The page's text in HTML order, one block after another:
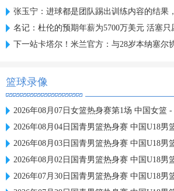
张玉宁：进球都是团队踢出训练内容的结果
名记：杜伦的预期年薪为5700万美元 活塞只
下一站卡塔尔！米兰官方：与28岁本纳塞尔
篮球录像
2026年08月07日女篮热身赛第1场 中国女篮 -
2026年08月04日国青男篮热身赛 中国U18男篮 - 加拿大
2026年08月03日国青男篮热身赛 中国U18男篮 -
2026年08月02日国青男篮热身赛 中国U18男篮 - 纽
2026年07月30日国青男篮热身赛 中国U18男篮 - 大